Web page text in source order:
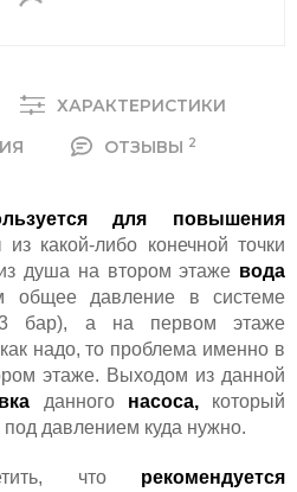
ХАРАКТЕРИСТИКИ
ОТЗЫВЫ 2
для повышения
какой-либо конечной точки
душа на втором этаже вода
давление в системе
3 бар), а на первом этаже
надо, то проблема именно в
этаже. Выходом из данной
данного насоса,который
под давлением куда нужно.
что рекомендуется